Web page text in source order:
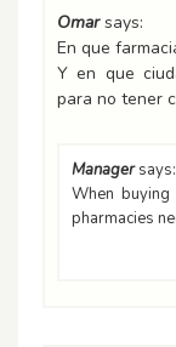
Omar says:
En que
Y en que
para no tener
Manager says:
When buying
pharmacies